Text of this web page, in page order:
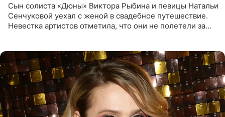
Сын солиста «Дюны» Виктора Рыбина и певицы Натальи
Сенчуковой уехал с женой в свадебное путешествие.
Невестка артистов отметила, что они не полетели за